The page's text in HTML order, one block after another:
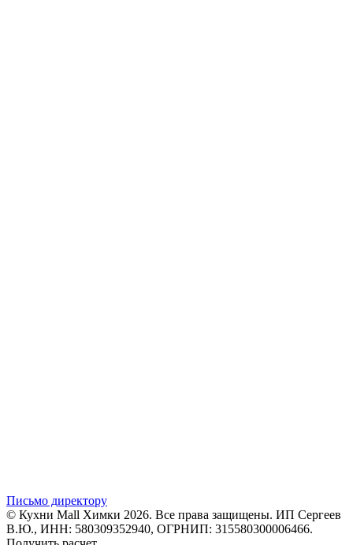
Письмо директору
© Кухни Mall Химки 2026. Все права защищены. ИП Сергеев
В.Ю., ИНН: 580309352940, ОГРНИП: 315580300006466.